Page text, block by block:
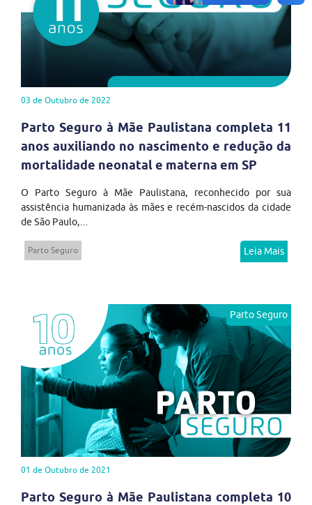
03 de Outubro de 2022
Parto Seguro à Mãe Paulistana completa 11
anos auxiliando no nascimento e redução da
mortalidade neonatal e materna em SP
O Parto Seguro à Mãe Paulistana, reconhecido por sua
assistência humanizada às mães e recém-nascidos da cidade
de São Paulo,...
Parto Seguro Leia Mais
Parto Seguro
01 de Outubro de 2021
Parto Seguro à Mãe Paulistana completa 10